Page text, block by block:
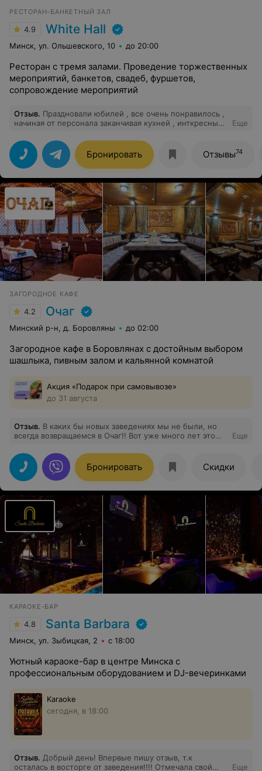
РЕСТОРАН-БАНКЕТНЫЙ ЗАЛ
4.9 White Hall
Минск, ул. Ольшевского, 10 до 20:00
Ресторан с тремя залами. Проведение торжественных
мероприятий, банкетов, свадеб, фуршетов,
сопровождение мероприятий
Отзыв. Праздновали юбилей , все очень понравилось ,
начиная от персонала заканчивая кухней , инткресные
, все очень классно , спасибо большое за этот день ☺️
Еще
Бронировать Отзывы74
ЗАГОРОДНОЕ КАФЕ
4.2 Очаг
Минский р-н, д. Боровляны до 02:00
Загородное кафе в Боровлянах с достойным выбором
шашлыка, пивным залом и кальянной комнатой
Акция «Подарок при самовывозе»
до 31 августа
Отзыв. В каких бы новых заведениях мы не были, но
всегда возвращаемся в Очаг!! Вот уже много лет это
атмосфера!
Еще
Бронировать Скидки
КАРАОКЕ-БАР
4.8 Santa Barbara
Минск, ул. Зыбицкая, 2 с 18:00
Уютный караоке-бар в центре Минска с
профессиональным оборудованием и DJ-вечеринками
Karaoke
сегодня, в 18:00
Отзыв. Добрый день! Впервые пишу отзыв, т.к
осталась в восторге от заведения!!!! Отмечала свой
Еще